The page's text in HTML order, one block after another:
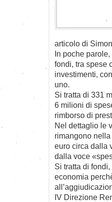
articolo di
In poche
fondi, tra spese
investimenti,
uno.
Si tratta di 331
6 milioni di
rimborso di
Nel dettaglio le
rimangono
euro circa dalla
dalla voce
Si tratta di
economia
IV Direzione